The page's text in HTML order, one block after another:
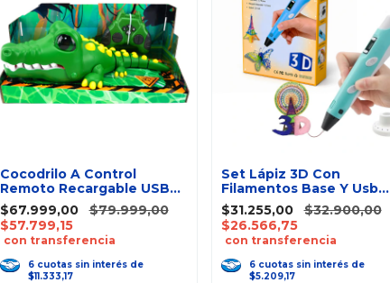
Cocodrilo A Control
Remoto Recargable USB
Crazy Croc
$67.999,00
$79.999,00
$57.799,15
con transferencia
6 cuotas sin interés de
$11.333,17
Set Lápiz 3D Con
Filamentos Base Y Usb
Completo
$31.255,00
$32.900,00
$26.566,75
con transferencia
6 cuotas sin interés de
$5.209,17